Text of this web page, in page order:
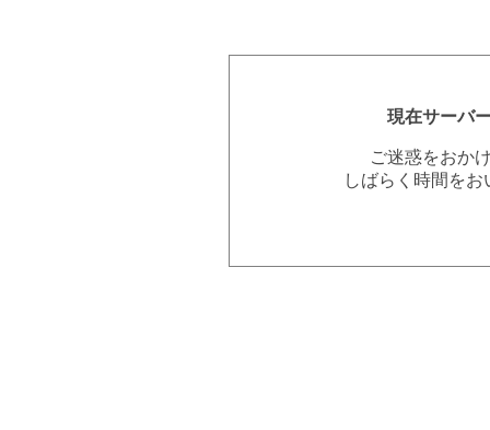
現在サーバ
ご迷惑をおか
しばらく時間を